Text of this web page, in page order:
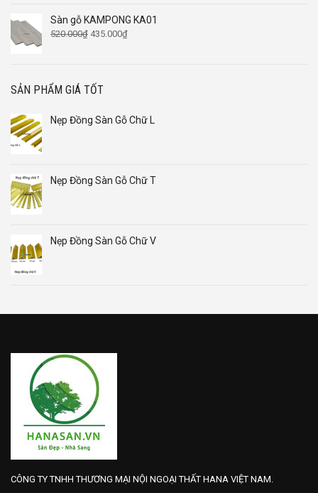
Sàn gỗ KAMPONG KA01
520.000₫ Giá
435.000₫Giá
SẢN PHẨM GIÁ TỐT
Nẹp Đồng Sàn Gỗ Chữ L
Nẹp Đồng Sàn Gỗ Chữ T
Nẹp Đồng Sàn Gỗ Chữ V
CÔNG TY TNHH THƯƠNG MẠI NỘI NGOẠI THẤT HANA VIỆT NAM.